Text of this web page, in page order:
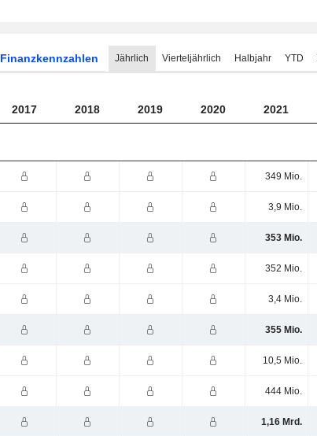
Finanzkennzahlen Jährlich Vierteljährlich Halbjahr YTD
2017 2018 2019 2020 2021
349 Mio.
3,9 Mio.
353 Mio.
352 Mio.
3,4 Mio.
355 Mio.
10,5 Mio.
444 Mio.
1,16 Mrd.